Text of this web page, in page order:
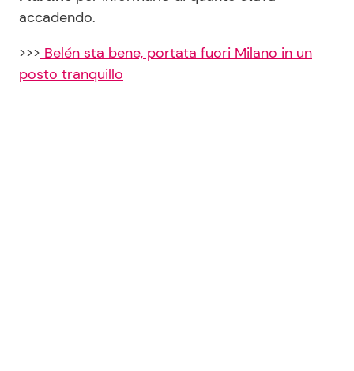
accadendo.
>>> Belén sta bene, portata fuori Milano in un
posto tranquillo